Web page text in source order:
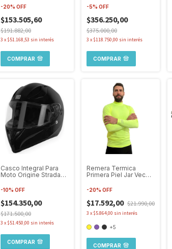
-20% OFF
$153.505,60
$191.882,00
3 x $51.168,53 sin interés
COMPRAR
Visor
-5% OFF
$356.250,00
$375.000,00
3 x $118.750,00 sin interés
COMPRAR
Casco Integral Para
Moto Origine Strada
-10% OFF
$154.350,00
$171.500,00
3 x $51.450,00 sin interés
COMPRAR
Remera Termica
Primera Piel Jar Vec
-20% OFF
$17.592,00 $21.990,00
3 x $5.864,00 sin interés
+5
COMPRAR